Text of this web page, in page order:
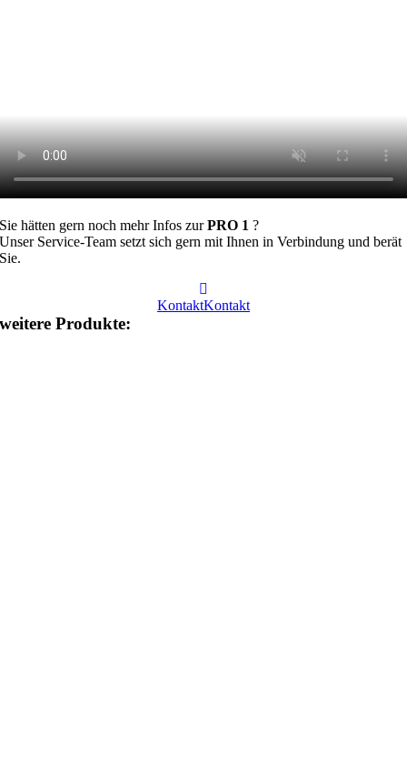
Sie hätten gern noch mehr Infos zurPRO 1 ?
Unser Service-Team setzt sich gern mit Ihnen in Verbindung und berät
Sie.
KontaktKontakt
weitere Produkte: